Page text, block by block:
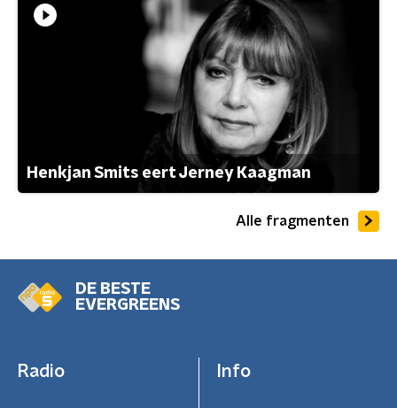
Henkjan Smits eert Jerney Kaagman
Alle fragmenten
DE BESTE
EVERGREENS
Radio Info